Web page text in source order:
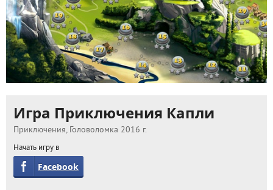
Игра Приключения Капли
Приключения, Головоломка 2016 г.
Начать игру в
Facebook